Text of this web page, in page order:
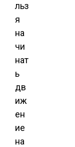
льз
я
на
чи
нат
ь
дв
иж
ен
ие
на